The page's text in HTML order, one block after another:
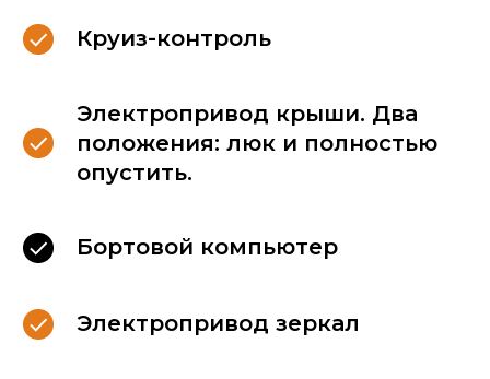
Круиз-контроль
Электропривод крыши. Два
положения: люк и полностью
опустить.
Бортовой компьютер
Электропривод зеркал
в каждом автомобиле
мы размещаем: